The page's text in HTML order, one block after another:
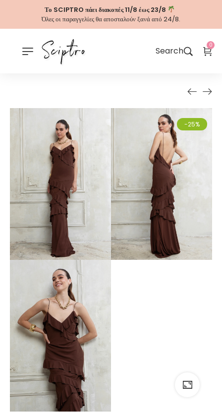
Το SCIPTRO πάει διακοπές 11/8 έως 23/8
Όλες οι παραγγελίες θα αποσταλούν ξανά από 24/8.
Search
0
-25%